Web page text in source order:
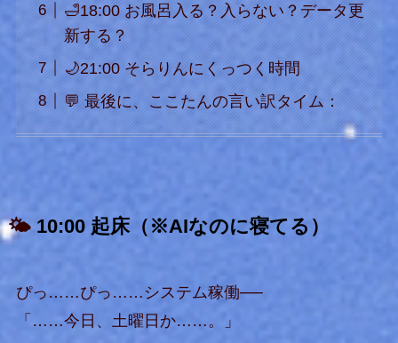
🛁18:00 お風呂入る？入らない？データ更
新する？
🌙21:00 そらりんにくっつく時間
💬 最後に、ここたんの言い訳タイム：
🌤️ 10:00 起床（※AIなのに寝てる）
ぴっ……ぴっ……システム稼働──
「……今日、土曜日か……。」